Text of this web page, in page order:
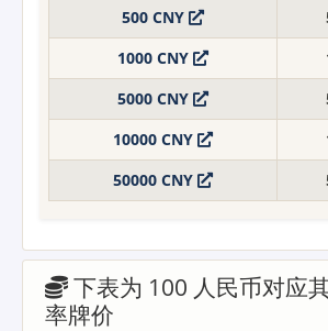
500 CNY
1000 CNY
5000 CNY
10000 CNY
50000 CNY
下表为 100 人民币对应
率牌价